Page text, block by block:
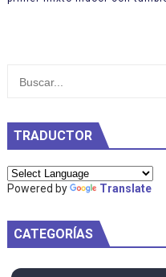
TRADUCTOR
Powered by Translate
CATEGORÍAS